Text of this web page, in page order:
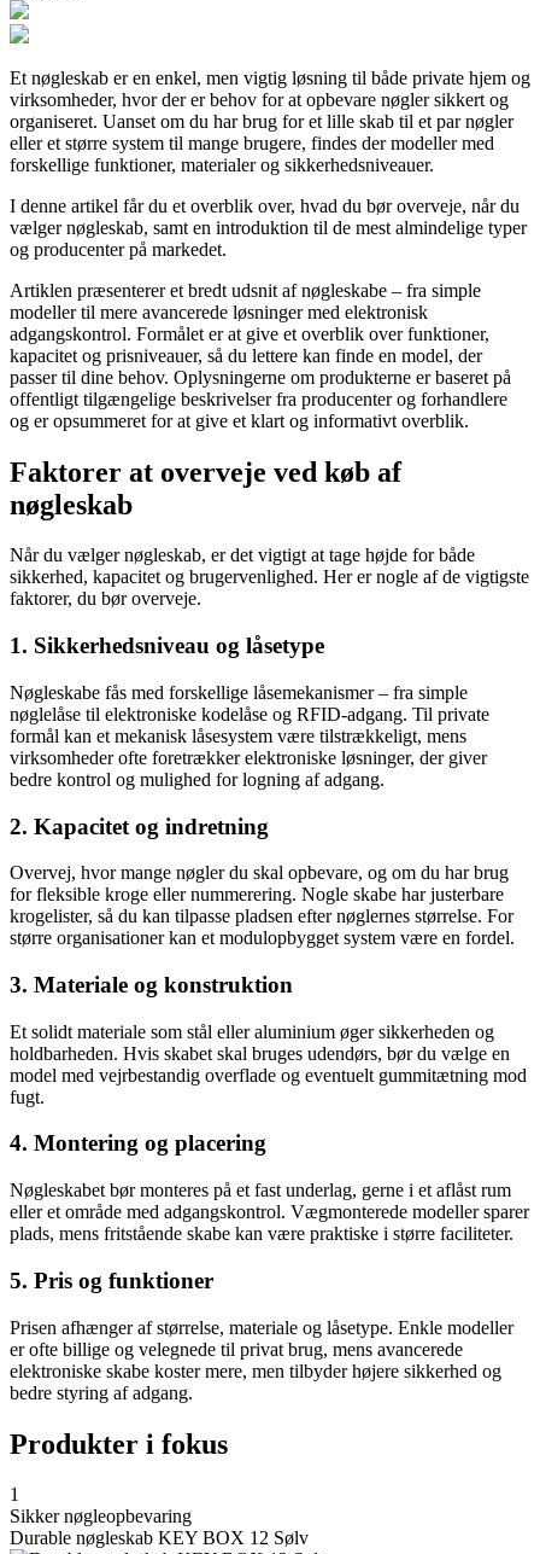
Et nøgleskab er en enkel, men vigtig løsning til både private hjem og
virksomheder, hvor der er behov for at opbevare nøgler sikkert og
organiseret. Uanset om du har brug for et lille skab til et par nøgler
eller et større system til mange brugere, findes der modeller med
forskellige funktioner, materialer og sikkerhedsniveauer.
I denne artikel får du et overblik over, hvad du bør overveje, når du
vælger nøgleskab, samt en introduktion til de mest almindelige typer
og producenter på markedet.
Artiklen præsenterer et bredt udsnit af nøgleskabe – fra simple
modeller til mere avancerede løsninger med elektronisk
adgangskontrol. Formålet er at give et overblik over funktioner,
kapacitet og prisniveauer, så du lettere kan finde en model, der
passer til dine behov. Oplysningerne om produkterne er baseret på
offentligt tilgængelige beskrivelser fra producenter og forhandlere
og er opsummeret for at give et klart og informativt overblik.
Faktorer at overveje ved køb af
nøgleskab
Når du vælger nøgleskab, er det vigtigt at tage højde for både
sikkerhed, kapacitet og brugervenlighed. Her er nogle af de vigtigste
faktorer, du bør overveje.
1. Sikkerhedsniveau og låsetype
Nøgleskabe fås med forskellige låsemekanismer – fra simple
nøglelåse til elektroniske kodelåse og RFID-adgang. Til private
formål kan et mekanisk låsesystem være tilstrækkeligt, mens
virksomheder ofte foretrækker elektroniske løsninger, der giver
bedre kontrol og mulighed for logning af adgang.
2. Kapacitet og indretning
Overvej, hvor mange nøgler du skal opbevare, og om du har brug
for fleksible kroge eller nummerering. Nogle skabe har justerbare
krogelister, så du kan tilpasse pladsen efter nøglernes størrelse. For
større organisationer kan et modulopbygget system være en fordel.
3. Materiale og konstruktion
Et solidt materiale som stål eller aluminium øger sikkerheden og
holdbarheden. Hvis skabet skal bruges udendørs, bør du vælge en
model med vejrbestandig overflade og eventuelt gummitætning mod
fugt.
4. Montering og placering
Nøgleskabet bør monteres på et fast underlag, gerne i et aflåst rum
eller et område med adgangskontrol. Vægmonterede modeller sparer
plads, mens fritstående skabe kan være praktiske i større faciliteter.
5. Pris og funktioner
Prisen afhænger af størrelse, materiale og låsetype. Enkle modeller
er ofte billige og velegnede til privat brug, mens avancerede
elektroniske skabe koster mere, men tilbyder højere sikkerhed og
bedre styring af adgang.
Produkter i fokus
1
Sikker nøgleopbevaring
Durable nøgleskab KEY BOX 12 Sølv